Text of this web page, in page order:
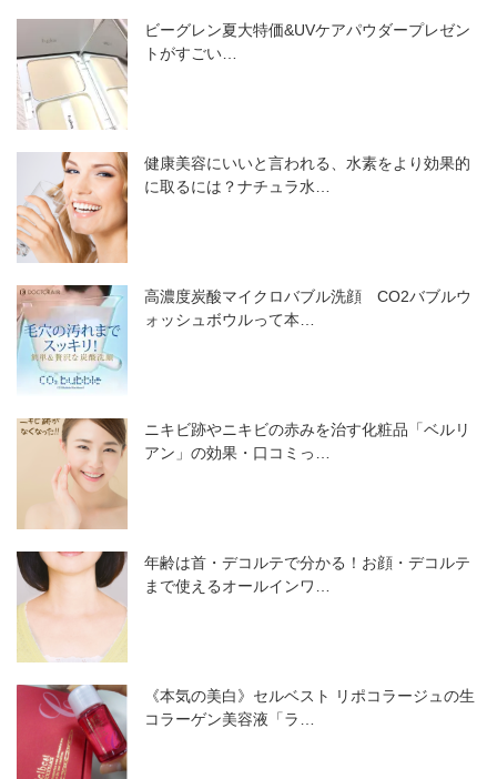
ビーグレン夏大特価&UVケアパウダープレゼン
トがすごい…
健康美容にいいと言われる、水素をより効果的
に取るには？ナチュラ水…
高濃度炭酸マイクロバブル洗顔 CO2バブルウ
ォッシュボウルって本…
ニキビ跡やニキビの赤みを治す化粧品「ベルリ
アン」の効果・口コミっ…
年齢は首・デコルテで分かる！お顔・デコルテ
まで使えるオールインワ…
《本気の美白》セルベスト リポコラージュの生
コラーゲン美容液「ラ…